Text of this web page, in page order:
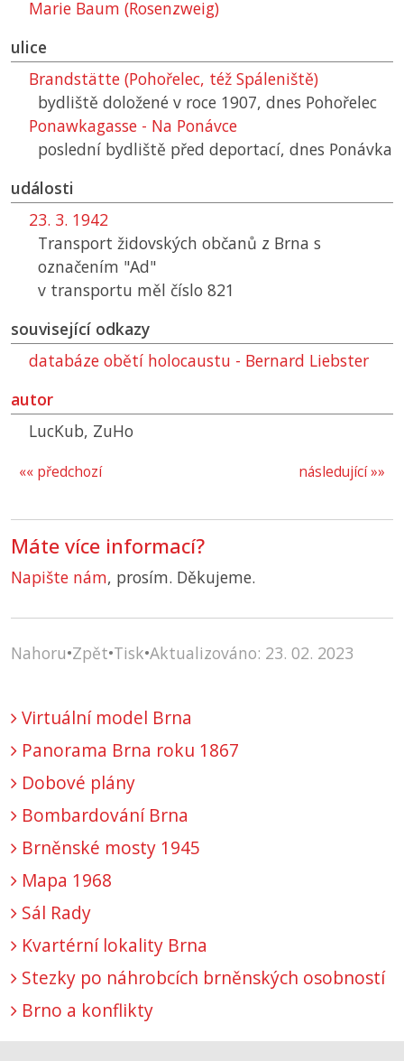
Marie Baum (Rosenzweig)
ulice
Brandstätte (Pohořelec, též Spáleniště)
bydliště doložené v roce 1907, dnes Pohořelec
Ponawkagasse - Na Ponávce
poslední bydliště před deportací, dnes Ponávka
události
23. 3. 1942
Transport židovských občanů z Brna s
označením "Ad"
v transportu měl číslo 821
související odkazy
databáze obětí holocaustu - Bernard Liebster
autor
LucKub, ZuHo
následující »»
«« předchozí
Máte více informací?
Napište nám, prosím. Děkujeme.
Nahoru•Zpět•Tisk•Aktualizováno: 23. 02. 2023
Virtuální model Brna
Panorama Brna roku 1867
Dobové plány
Bombardování Brna
Brněnské mosty 1945
Mapa 1968
Sál Rady
Kvartérní lokality Brna
Stezky po náhrobcích brněnských osobností
Brno a konflikty